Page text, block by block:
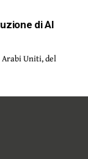
di Al
Arabi Uniti, del